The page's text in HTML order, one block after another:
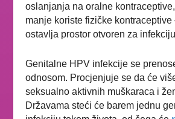
oslanjanja na oralne
manje koriste fizičke kontraceptive
ostavlja prostor otvoren za
Genitalne HPV infekcije se
odnosom. Procjenjuje se da će
seksualno aktivnih muškaraca i
Državamasteći će barem jednu